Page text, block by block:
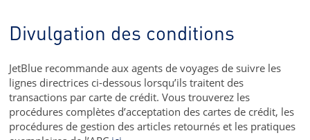
Divulgation des conditions
JetBlue recommande aux agents de voyages de suivre les
lignes directrices ci-dessous lorsqu’ils traitent des
transactions par carte de crédit. Vous trouverez les
procédures complètes d’acceptation des cartes de crédit, les
procédures de gestion des articles retournés et les pratiques